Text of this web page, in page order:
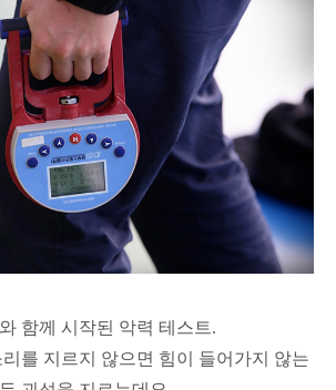
함께 시작된 악력 테스트.
를 지르지 않으면 힘이 들어가지 않는